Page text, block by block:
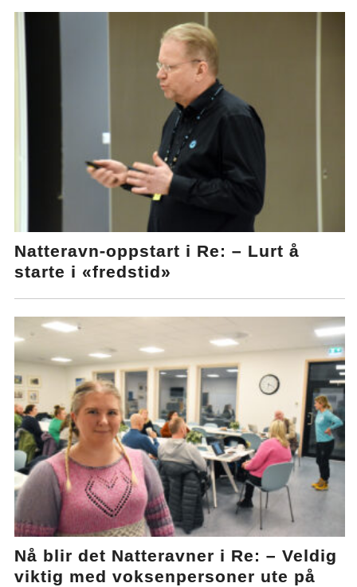
Natteravn-oppstart i Re: – Lurt å
starte i «fredstid»
Nå blir det Natteravner i Re: – Veldig
viktig med voksenpersoner ute på